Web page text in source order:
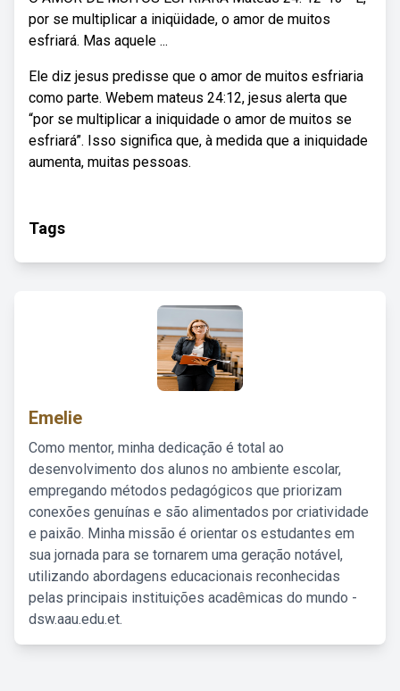
por se multiplicar a iniqüidade, o amor de muitos
esfriará. Mas aquele ...
Ele diz jesus predisse que o amor de muitos esfriaria
como parte. Webem mateus 24:12, jesus alerta que
“por se multiplicar a iniquidade o amor de muitos se
esfriará”. Isso significa que, à medida que a iniquidade
aumenta, muitas pessoas.
Tags
Emelie
Como mentor, minha dedicação é total ao
desenvolvimento dos alunos no ambiente escolar,
empregando métodos pedagógicos que priorizam
conexões genuínas e são alimentados por criatividade
e paixão. Minha missão é orientar os estudantes em
sua jornada para se tornarem uma geração notável,
utilizando abordagens educacionais reconhecidas
pelas principais instituições acadêmicas do mundo -
dsw.aau.edu.et.